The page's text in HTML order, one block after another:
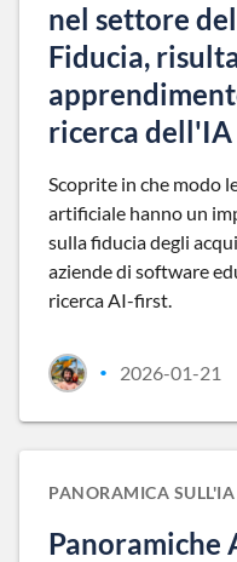
nel settore
Fiducia,
ricerca dell'IA
Scoprite in che modo
artificiale hanno un
sulla fiducia degli
aziende di software
ricerca AI-first.
• 2026-01-21
PANORAMICA SULL'IA
Panoramiche